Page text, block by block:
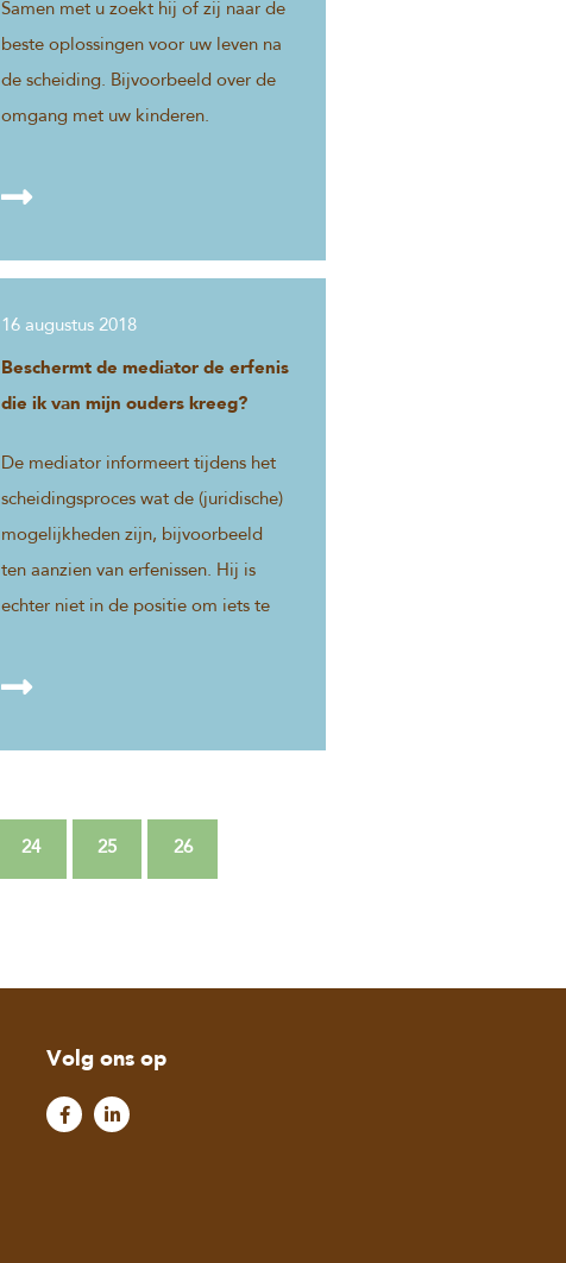
Samen met u zoekt hij of zij naar de
beste oplossingen voor uw leven na
de scheiding. Bijvoorbeeld over de
omgang met uw kinderen.
16 augustus 2018
Beschermt de mediator de erfenis
die ik van mijn ouders kreeg?
De mediator informeert tijdens het
scheidingsproces wat de (juridische)
mogelijkheden zijn, bijvoorbeeld
ten aanzien van erfenissen. Hij is
echter niet in de positie om iets te
24 25 26
Volg ons op